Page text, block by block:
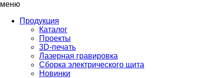
меню
Продукция
Каталог
Проекты
3D-печать
Лазерная гравировка
Сборка электрического щита
Новинки